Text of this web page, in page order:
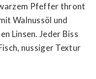
Pfeffer thront
Walnussöl und
Linsen. Jeder Biss
nussiger Textur